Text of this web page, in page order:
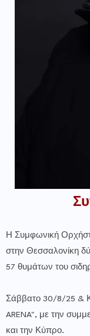
Η Συμφωνική
στην Θεσσαλονίκη
57 θυμάτων του
Σάββατο 30/8/25 &
ARENA", με την
και την Κύπρο.